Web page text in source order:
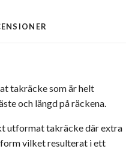
takräcke som är helt
och längd på räckena.
utformat takräcke där extra
vilket resulterat i ett